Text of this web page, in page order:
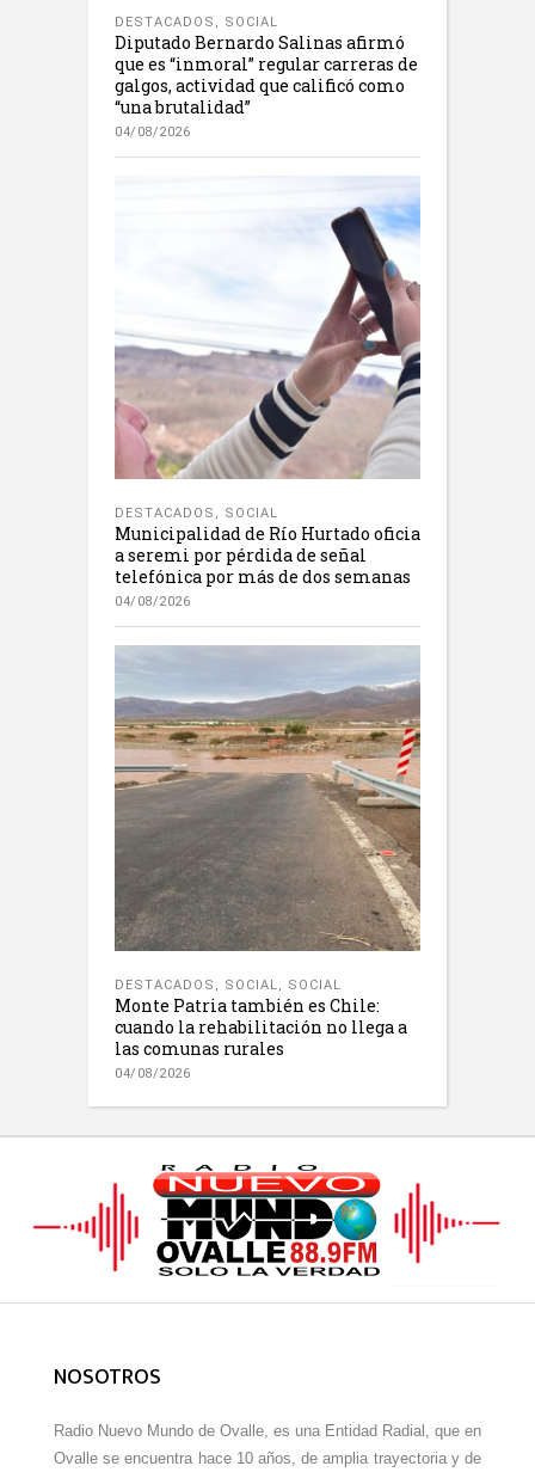
DESTACADOS , SOCIAL
Diputado Bernardo Salinas afirmó
que es “inmoral” regular carreras de
galgos, actividad que calificó como
“una brutalidad”
04/08/2026
DESTACADOS , SOCIAL
Municipalidad de Río Hurtado oficia
a seremi por pérdida de señal
telefónica por más de dos semanas
04/08/2026
DESTACADOS , SOCIAL, SOCIAL
Monte Patria también es Chile:
cuando la rehabilitación no llega a
las comunas rurales
04/08/2026
NOSOTROS
Radio Nuevo Mundo de Ovalle, es una Entidad Radial, que en
Ovalle se encuentra hace 10 años, de amplia trayectoria y de